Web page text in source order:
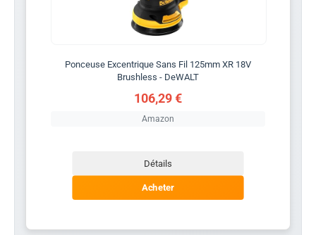
Ponceuse Excentrique Sans Fil 125mm XR 18V
Brushless - DeWALT
106,29 €
Amazon
Détails
Acheter